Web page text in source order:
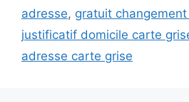
adresse, gratuit
justificatif domicile carte
adresse carte grise